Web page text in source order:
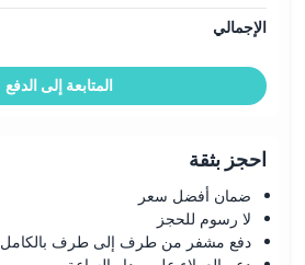
سياسة الإلغاء
الإجمالي
المتابعة إلى الدفع
احجز بثقة
ضمان أفضل سعر
لا رسوم للحجز
دفع مشفر من طرف إلى طرف بالكامل